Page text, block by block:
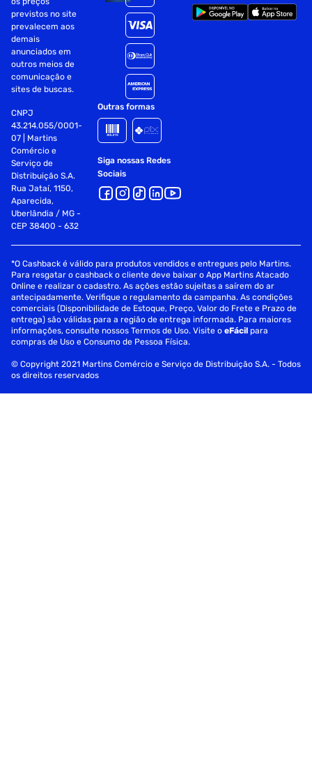
previstos no site
prevalecem aos
demais
anunciados em
outros meios de
comunicação e
sites de buscas.
CNPJ
43.214.055/0001-
07 | Martins
Comércio e
Serviço de
Distribuição S.A.
Rua Jataí, 1150,
Aparecida,
Uberlândia / MG -
CEP 38400 - 632
Outras formas
Siga nossas Redes
Sociais
*O Cashback é válido para produtos vendidos e entregues pelo Martins.
Para resgatar o cashback o cliente deve baixar o App Martins Atacado
Online e realizar o cadastro. As ações estão sujeitas a saírem do ar
antecipadamente. Verifique o regulamento da campanha. As condições
comerciais (Disponibilidade de Estoque, Preço, Valor do Frete e Prazo de
entrega) são válidas para a região de entrega informada. Para maiores
informações, consulte nossos Termos de Uso. Visite oeFácil para
compras de Uso e Consumo de Pessoa Física.
© Copyright 2021 Martins Comércio e Serviço de Distribuição S.A. - Todos
os direitos reservados